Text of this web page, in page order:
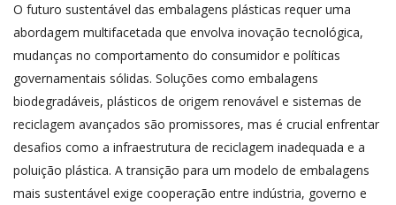
O futuro sustentável das embalagens plásticas requer uma
abordagem multifacetada que envolva inovação tecnológica,
mudanças no comportamento do consumidor e políticas
governamentais sólidas. Soluções como embalagens
biodegradáveis, plásticos de origem renovável e sistemas de
reciclagem avançados são promissores, mas é crucial enfrentar
desafios como a infraestrutura de reciclagem inadequada e a
poluição plástica. A transição para um modelo de embalagens
mais sustentável exige cooperação entre indústria, governo e